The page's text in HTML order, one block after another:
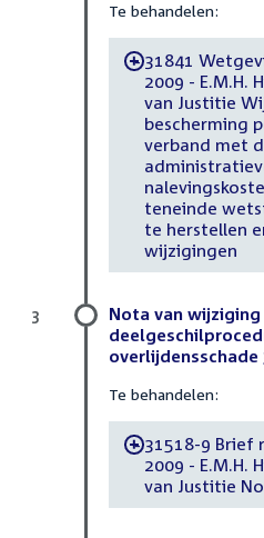
Te behandelen:
-31841
2009 - E.M.H.
van Justitie
bescherming
verband met
teneinde
te herstellen
wijzigingen
Nota van wijziging
overlijdensschade
Te behandelen:
-31518-9 Brief
2009 - E.M.H.
van Justitie
3